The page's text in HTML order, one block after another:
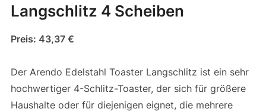
Langschlitz 4 Scheiben
Preis: 43,37 €
Der Arendo Edelstahl Toaster Langschlitz ist ein sehr
hochwertiger 4-Schlitz-Toaster, der sich für größere
Haushalte oder für diejenigen eignet, die mehrere